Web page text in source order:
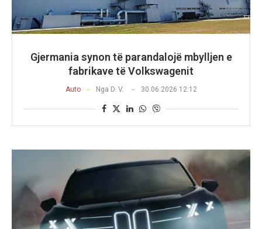
Gjermania synon të parandalojë mbylljen e
fabrikave të Volkswagenit
Auto Nga D. V. 30.06.2026 12:12